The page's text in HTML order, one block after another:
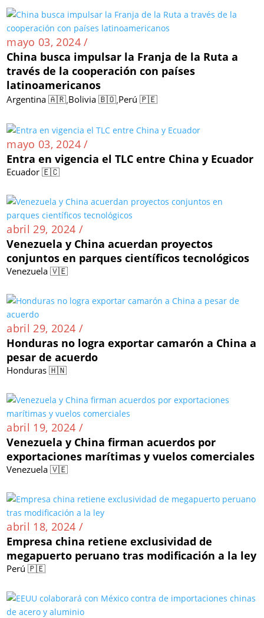
mayo 03, 2024 /
China busca impulsar la Franja de la Ruta a
través de la cooperación con países
latinoamericanos
Argentina 🇦🇷,Bolivia 🇧🇴,Perú 🇵🇪
mayo 03, 2024 /
Entra en vigencia el TLC entre China y Ecuador
Ecuador 🇪🇨
abril 29, 2024 /
Venezuela y China acuerdan proyectos
conjuntos en parques científicos tecnológicos
Venezuela 🇻🇪
abril 29, 2024 /
Honduras no logra exportar camarón a China a
pesar de acuerdo
Honduras 🇭🇳
abril 19, 2024 /
Venezuela y China firman acuerdos por
exportaciones marítimas y vuelos comerciales
Venezuela 🇻🇪
abril 18, 2024 /
Empresa china retiene exclusividad de
megapuerto peruano tras modificación a la ley
Perú 🇵🇪